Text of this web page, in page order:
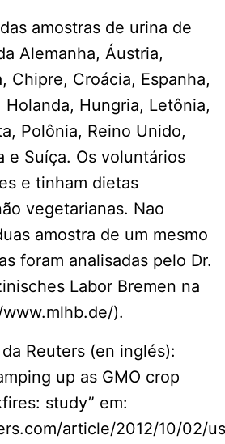
amostras de urina de
Alemanha, Áustria,
Chipre, Croácia, Espanha,
Holanda, Hungria, Letônia,
Polônia, Reino Unido,
e Suíça. Os voluntários
e tinham dietas
vegetarianas. Nao
amostra de um mesmo
foram analisadas pelo Dr.
Labor Bremen na
).
Reuters (en inglés):
up as GMO crop
study” em:
article/2012/10/02/